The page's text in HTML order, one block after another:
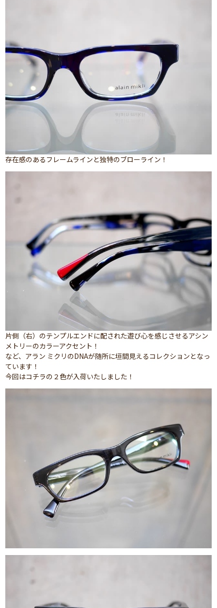
存在感のあるフレームラインと独特のブローライン！
片側（右）のテンプルエンドに配された遊び心を感じさせるアシン
メトリーのカラーアクセント！
など、アラン ミクリのDNAが随所に垣間見えるコレクションとなっ
ています！
今回はコチラの２色が入荷いたしました！